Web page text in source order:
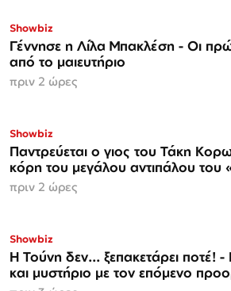
Showbiz
Γέννησε η Λίλα Μπακλέση - Οι
από το μαιευτήριο
πριν 2 ώρες
ΑΠΟΚΛΕΙΣΤΙΚΟ
Showbiz
Παντρεύεται ο γιος του Τάκη
κόρη του μεγάλου αντιπάλου του
πριν 2 ώρες
Showbiz
Η Τούνη δεν... ξεπακετάρει ποτέ! - Νέα απόδραση
και μυστήριο με τον επόμενο